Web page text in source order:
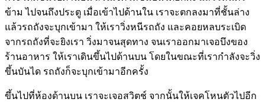
ข้าม ไปจนถึงประตู เมื่อเข้าไปด้านใน เราจะตกลงมาที่ชั้นล่าง
แล้วรถถังจะบุกเข้ามา ให้เราวิ่งหนีรถถัง และคอยหลบระเบิด
จากรถถังที่จะยิงเรา วิ่งมาจนสุดทาง จนเราออกมาเจอบึงของ
ร้านอาหาร ให้เราเดินขึ้นไปด้านบน โดยในขณะที่เรากำลังจะวิ่ง
ขึ้นบันได รถถังก็จะบุกเข้ามาอีกครั้ง
ขึ้นไปที่ห้องด้านบน เราจะเจอสวิตช์ จากนั้นให้เจคโหนตัวไปอีก